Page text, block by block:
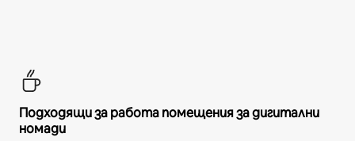
Подходящи за работа помещения за дигитални
номади